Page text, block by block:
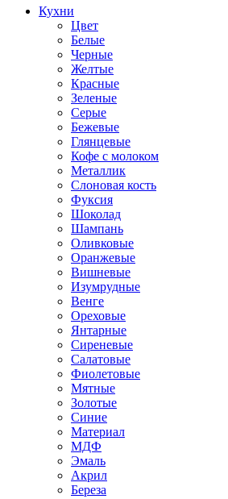
Кухни
Цвет
Белые
Черные
Желтые
Красные
Зеленые
Серые
Бежевые
Глянцевые
Кофе с молоком
Металлик
Слоновая кость
Фуксия
Шоколад
Шампань
Оливковые
Оранжевые
Вишневые
Изумрудные
Венге
Ореховые
Янтарные
Сиреневые
Салатовые
Фиолетовые
Мятные
Золотые
Синие
Материал
МДФ
Эмаль
Акрил
Береза